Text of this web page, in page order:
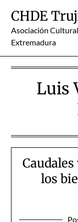
content
CHDE
Asociación
Extremadura
Luis
los